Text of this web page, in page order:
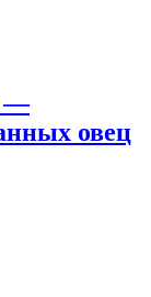
—
овец